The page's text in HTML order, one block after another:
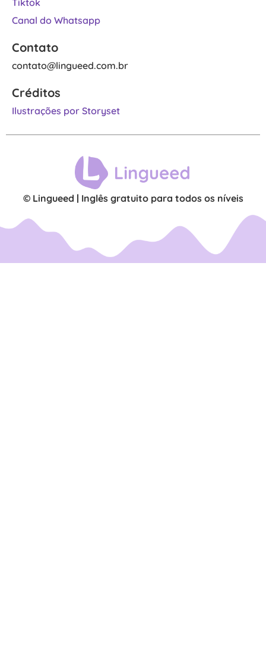
Tiktok
Canal do Whatsapp
Contato
contato@lingueed.com.br
Créditos
Ilustrações por Storyset
© Lingueed | Inglês gratuito para todos os níveis